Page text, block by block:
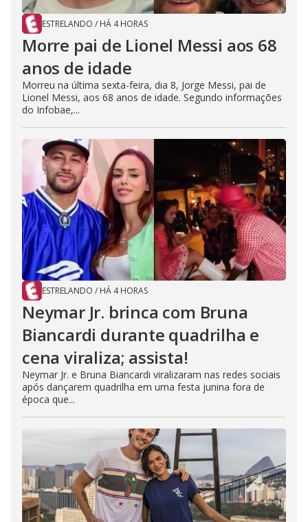
ESTRELANDO / HÁ 4 HORAS
Morre pai de Lionel Messi aos 68
anos de idade
Morreu na última sexta-feira, dia 8, Jorge Messi, pai de
Lionel Messi, aos 68 anos de idade. Segundo informações
do Infobae,...
ESTRELANDO / HÁ 4 HORAS
Neymar Jr. brinca com Bruna
Biancardi durante quadrilha e
cena viraliza; assista!
Neymar Jr. e Bruna Biancardi viralizaram nas redes sociais
após dançarem quadrilha em uma festa junina fora de
época que...